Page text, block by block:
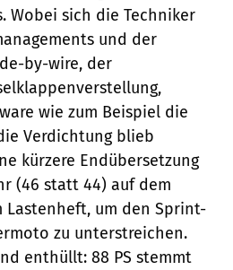
Wobei sich die Techniker
und der
by-wire, der
wie zum Beispiel die
Verdichtung blieb
kürzere Endübersetzung
(46 statt 44) auf dem
um den Sprint-
zu unterstreichen.
enthüllt: 88 PS stemmt